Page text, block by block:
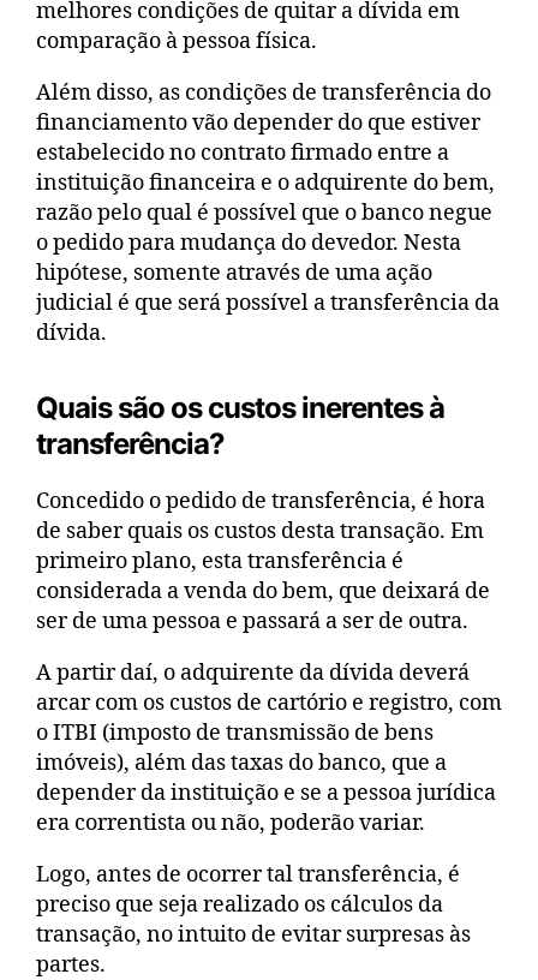
melhores condições de quitar a dívida em
comparação à pessoa física.
Além disso, as condições de transferência do
financiamento vão depender do que estiver
estabelecido no contrato firmado entre a
instituição financeira e o adquirente do bem,
razão pelo qual é possível que o banco negue
o pedido para mudança do devedor. Nesta
hipótese, somente através de uma ação
judicial é que será possível a transferência da
dívida.
Quais são os custos inerentes à
transferência?
Concedido o pedido de transferência, é hora
de saber quais os custos desta transação. Em
primeiro plano, esta transferência é
considerada a venda do bem, que deixará de
ser de uma pessoa e passará a ser de outra.
A partir daí, o adquirente da dívida deverá
arcar com os custos de cartório e registro, com
o ITBI (imposto de transmissão de bens
imóveis), além das taxas do banco, que a
depender da instituição e se a pessoa jurídica
era correntista ou não, poderão variar.
Logo, antes de ocorrer tal transferência, é
preciso que seja realizado os cálculos da
transação, no intuito de evitar surpresas às
partes.